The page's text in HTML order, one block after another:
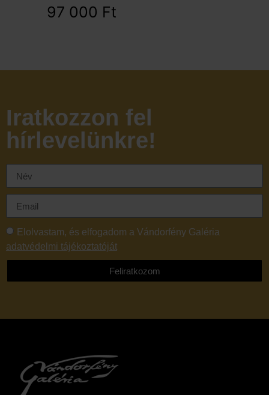
97 000 Ft
Iratkozzon fel
hírlevelünkre!
Elolvastam, és elfogadom a Vándorfény Galéria
adatvédelmi tájékoztatóját
Feliratkozom